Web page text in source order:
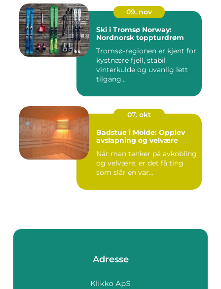
09. nov
Ski i Tromsø Norway:
Nordnorsk toppturdrøm
Tromsø-regionen er kjent for
kystnære fjell, stabil
vinterkulde og uvanlig lett
tilgang...
07. okt
Badstue i Molde: Opplev
avslapning og velvære
Når man tenker på avkobling
og velvære, er det få ting
som slår en var...
Adresse